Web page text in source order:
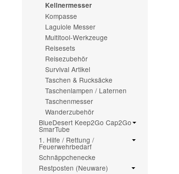
Kellnermesser
Kompasse
Laguiole Messer
Multitool-Werkzeuge
Reisesets
Reisezubehör
Survival Artikel
Taschen & Rucksäcke
Taschenlampen / Laternen
Taschenmesser
Wanderzubehör
BlueDesert Keep2Go Cap2Go
SmarTube
1. Hilfe / Rettung /
Feuerwehrbedarf
Schnäppchenecke
Restposten (Neuware)